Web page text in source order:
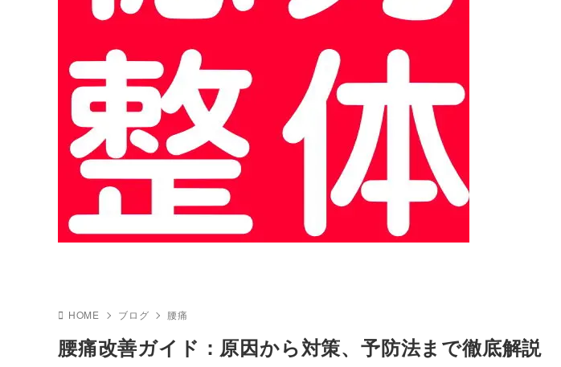
HOME ブログ 腰痛
腰痛改善ガイド：原因から対策、予防法まで徹底解説